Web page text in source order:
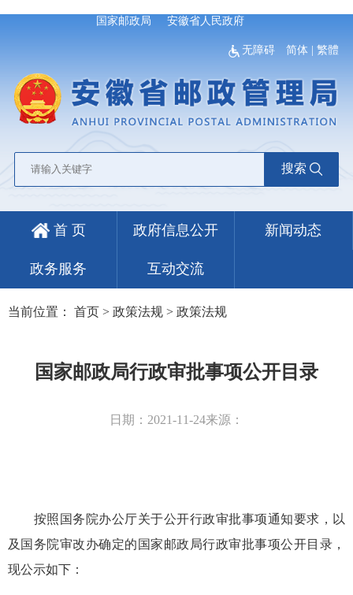
国家邮政局 安徽省人民政府
无障碍 简体 |繁體
搜索
首 页 政府信息公开 新闻动态
政务服务 互动交流
当前位置： 首页 > 政策法规 > 政策法规
国家邮政局行政审批事项公开目录
日期：2021-11-24来源：
按照国务院办公厅关于公开行政审批事项通知要求，以
及国务院审改办确定的国家邮政局行政审批事项公开目录，
现公示如下：